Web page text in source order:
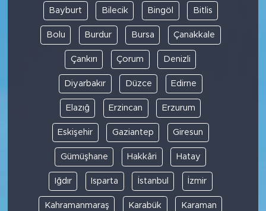
Bayburt Bilecik Bingöl Bitlis
Bolu Burdur Bursa Çanakkale
Çankırı Çorum Denizli
Diyarbakır Düzce Edirne
Elazığ Erzincan Erzurum
Eskişehir Gaziantep Giresun
Gümüşhane Hakkâri Hatay
Iğdır Isparta İstanbul İzmir
Kahramanmaraş Karabük Karaman